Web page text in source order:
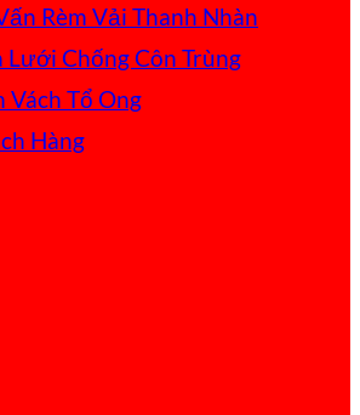
Rèm Vải Thanh Nhàn
Lưới Chống Côn Trùng
Vách Tổ Ong
Hàng